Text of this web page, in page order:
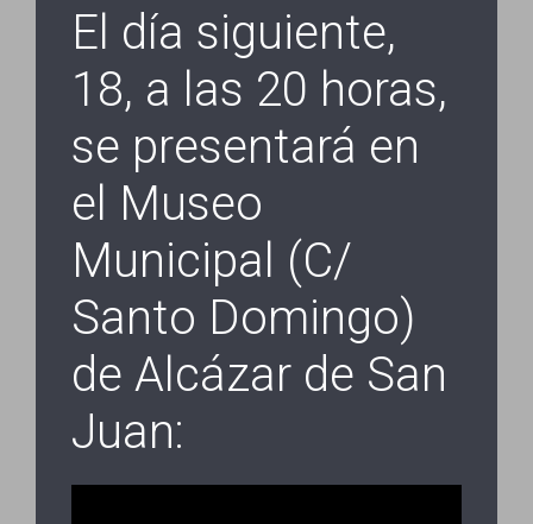
El día siguiente,
18, a las 20 horas,
se presentará en
el Museo
Municipal (C/
Santo Domingo)
de Alcázar de San
Juan: